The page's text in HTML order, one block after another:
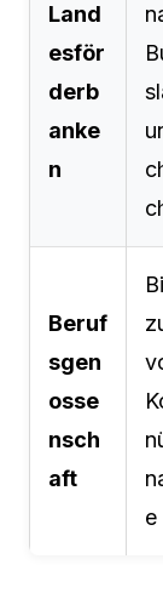
Land
esför
derb
anke
n
Beruf
sgen
osse
nsch
aft
e